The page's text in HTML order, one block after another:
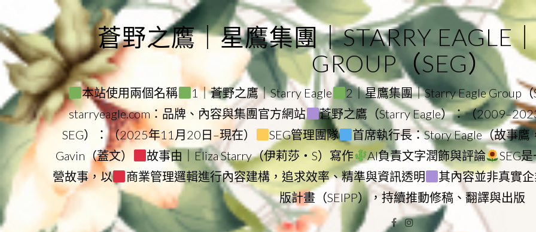
to
content
蒼野之鷹｜星鷹集團｜STARRY EAGLE
GROUP（SEG）
本站使用兩個名稱 1｜蒼野之鷹｜Starry Eagle 2｜星鷹集團｜Starry Eagle Group（
starryeagle.com：品牌、內容與集團官方網站
蒼野之鷹（Starry Eagle）：（
SEG）：（2025年11月20日–現在）
SEG管理團隊 首席執行長：Story Eagle（故事鷹
Gavin（蓋文）
故事由｜Eliza Starry（伊莉莎・S）寫作 AI負責文字潤飾與評論
SEG
營故事，以
商業管理邏輯進行內容建構，追求效率、精準與資訊透明 其內容並非真實
版計畫（SEIPP），持續推動修稿、翻譯與出版
Facebook
Instagram